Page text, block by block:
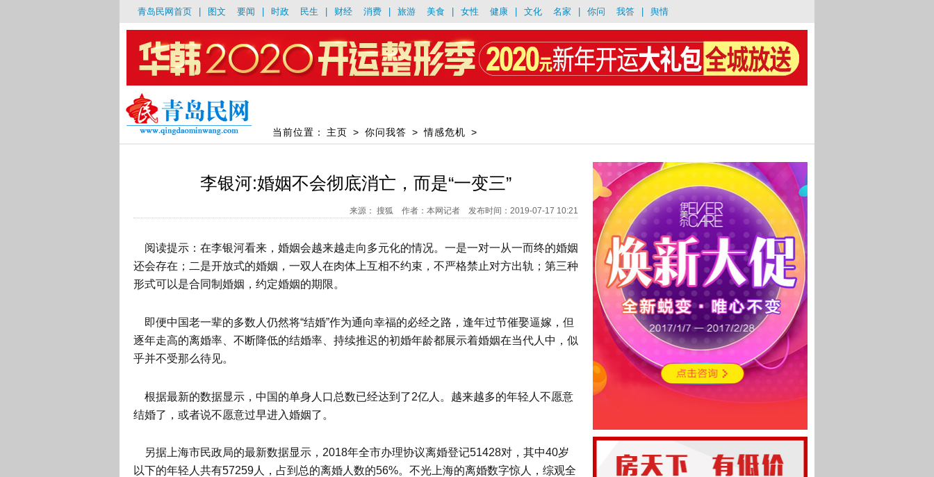
青岛民网首页 图文 要闻 时政 民生 财经 消费 旅游 美食 女性 健康 文化 名家 你问 我答 舆情
当前位置： 主页 > 你问我答 > 情感危机 >
李银河:婚姻不会彻底消亡，而是“一变三”
来源： 搜狐 作者：本网记者 发布时间：2019-07-17 10:21
阅读提示：在李银河看来，婚姻会越来越走向多元化的情况。一是一对一从一而终的婚姻
还会存在；二是开放式的婚姻，一双人在肉体上互相不约束，不严格禁止对方出轨；第三种
形式可以是合同制婚姻，约定婚姻的期限。
即便中国老一辈的多数人仍然将“结婚”作为通向幸福的必经之路，逢年过节催娶逼嫁，但
逐年走高的离婚率、不断降低的结婚率、持续推迟的初婚年龄都展示着婚姻在当代人中，似
乎并不受那么待见。
根据最新的数据显示，中国的单身人口总数已经达到了2亿人。越来越多的年轻人不愿意
结婚了，或者说不愿意过早进入婚姻了。
另据上海市民政局的最新数据显示，2018年全市办理协议离婚登记51428对，其中40岁
以下的年轻人共有57259人，占到总的离婚人数的56%。不光上海的离婚数字惊人，综观全